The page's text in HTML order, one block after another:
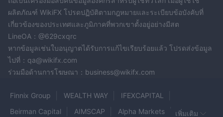
ผลิตภัณฑ์ WikiFX โปรดปฏิบัติตามกฎหมายและระเบียบข้อบังคับที่
เกี่ยวข้องของประเทศและภูมิภาคที่พวกเขาตั้งอยู่อย่างมีสต
LineOA：@629cxqrc
หากข้อมูลเช่นใบอนุญาตได้รับการแก้ไขเรียบร้อยแล้ว โปรดส่งข้อมูล
ไปที่：qa@wikifx.com
ร่วมมือด้านการโฆษณา：business@wikifx.com
Finnix Group WEALTH WAY
IFEXCAPITAL
Beirman Capital
AIMSCAP Alpha Markets เพิ่มเติม